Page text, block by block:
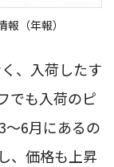
（年報）
、入荷したす
でも入荷のピ
～6月にあるの
、価格も上昇